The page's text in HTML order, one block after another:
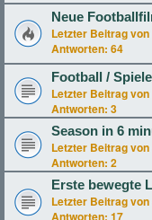
Neue
Letzter Beitrag von
Antworten: 64
Football /
Letzter Beitrag von
Antworten: 3
Season in 6
Letzter Beitrag von
Antworten: 2
Erste bewegte
Letzter Beitrag von